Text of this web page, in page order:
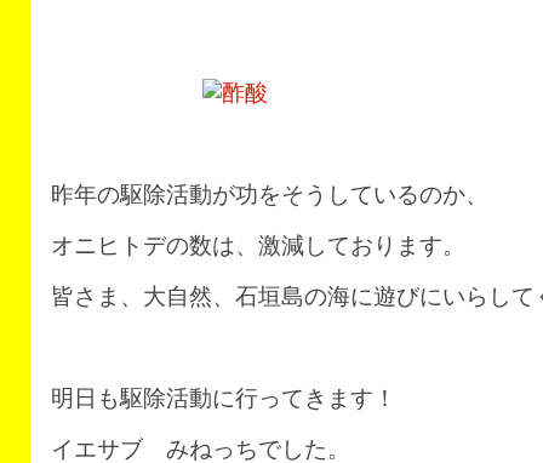
昨年の駆除活動が功をそうしているのか、
オニヒトデの数は、激減しております。
皆さま、大自然、石垣島の海に遊びにいらし
明日も駆除活動に行ってきます！
イエサブ みねっちでした。